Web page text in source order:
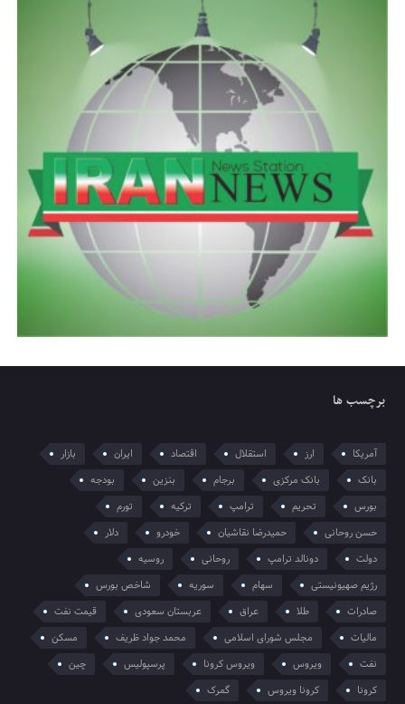
برچسب ها
آمریکا ارز استقلال اقتصاد ایران
بازار
بانک
بانک مرکزی برجام بنزین
بودجه
بورس
تحریم ترامپ ترکیه
تورم
حسن روحانی
حمیدرضا نقاشیان خودرو
دلار
دولت
دونالد ترامپ روحانی
روسیه
رژیم صهیونیستی
سهام سوریه
شاخص بورس
صادرات
طلا عراق عربستان سعودی
قیمت نفت
مالیات
مجلس شورای اسلامی محمد جواد ظریف
مسکن
نفت
ویروس ویروس کرونا پرسپولیس
چین
کرونا
کرونا ویروس گمرک